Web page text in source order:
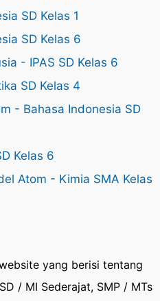
SD Kelas 1
SD Kelas 6
- IPAS SD Kelas 6
SD Kelas 4
- Bahasa Indonesia SD
Kelas 6
Atom - Kimia SMA Kelas
yang berisi tentang
/ MI Sederajat, SMP / MTs